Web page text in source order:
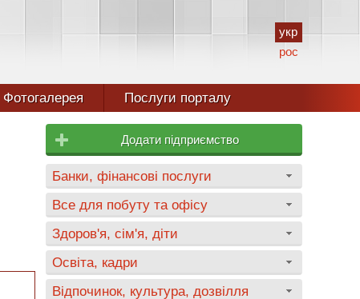
укр
рос
Фотогалерея Послуги порталу
Додати підприємство
Банки, фінансові послуги
Все для побуту та офісу
Здоров'я, сім'я, діти
Освіта, кадри
Відпочинок, культура, дозвілля